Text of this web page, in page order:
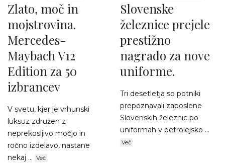
Zlato, moč in
mojstrovina.
Mercedes-
Maybach V12
Edition za 50
izbrancev
V svetu, kjer je vrhunski
luksuz združen z
neprekosljivo močjo in
ročno izdelavo, nastane
nekaj ... Več
Slovenske
železnice prejele
prestižno
nagrado za nove
uniforme.
Tri desetletja so potniki
prepoznavali zaposlene
Slovenskih železnic po
uniformah v petrolejsko ...
Več